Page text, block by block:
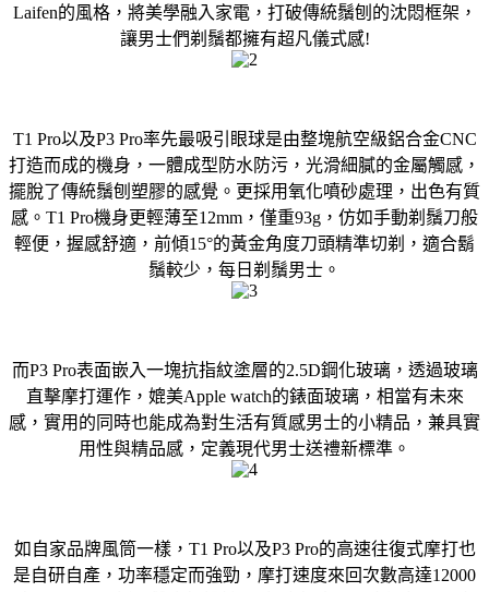
Laifen的風格，將美學融入家電，打破傳統鬚刨的沈悶框架，
讓男士們剃鬚都擁有超凡儀式感!
T1 Pro以及P3 Pro率先最吸引眼球是由整塊航空級鋁合金CNC
打造而成的機身，一體成型防水防污，光滑細膩的金屬觸感，
擺脫了傳統鬚刨塑膠的感覺。更採用氧化噴砂處理，出色有質
感。T1 Pro機身更輕薄至12mm，僅重93g，仿如手動剃鬚刀般
輕便，握感舒適，前傾15°的黃金角度刀頭精準切剃，適合鬍
鬚較少，每日剃鬚男士。
而P3 Pro表面嵌入一塊抗指紋塗層的2.5D鋼化玻璃，透過玻璃
直擊摩打運作，媲美Apple watch的錶面玻璃，相當有未來
感，實用的同時也能成為對生活有質感男士的小精品，兼具實
用性與精品感，定義現代男士送禮新標準。
如自家品牌風筒一樣，T1 Pro以及P3 Pro的高速往復式摩打也
是自研自產，功率穩定而強勁，摩打速度來回次數高達12000